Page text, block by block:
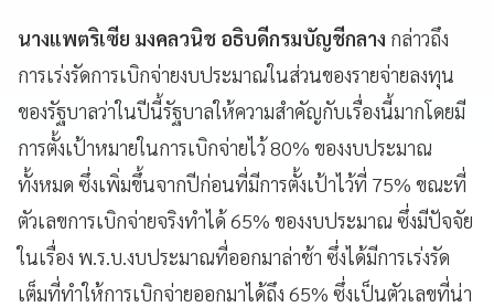
นางแพตริเซีย มงคลวนิช อธิบดีกรมบัญชีกลาง กล่าวถึง
การเร่งรัดการเบิกจ่ายงบประมาณในส่วนของรายจ่ายลงทุน
ของรัฐบาลว่าในปีนี้รัฐบาลให้ความสำคัญกับเรื่องนี้มากโดยมี
การตั้งเป้าหมายในการเบิกจ่ายไว้ 80% ของงบประมาณ
ทั้งหมด ซึ่งเพิ่มขึ้นจากปีก่อนที่มีการตั้งเป้าไว้ที่ 75% ขณะที่
ตัวเลขการเบิกจ่ายจริงทำได้ 65% ของงบประมาณ ซึ่งมีปัจจัย
ในเรื่อง พ.ร.บ.งบประมาณที่ออกมาล่าช้า ซึ่งได้มีการเร่งรัด
เต็มที่ทำให้การเบิกจ่ายออกมาได้ถึง 65% ซึ่งเป็นตัวเลขที่น่า